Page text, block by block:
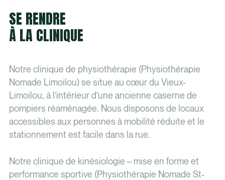
SE RENDRE
À LA CLINIQUE
Notre clinique de physiothérapie (Physiothérapie
Nomade Limoilou) se situe au cœur du Vieux-
Limoilou, à l’intérieur d’une ancienne caserne de
pompiers réaménagée. Nous disposons de locaux
accessibles aux personnes à mobilité réduite et le
stationnement est facile dans la rue.
Notre clinique de kinésiologie – mise en forme et
performance sportive (Physiothérapie Nomade St-